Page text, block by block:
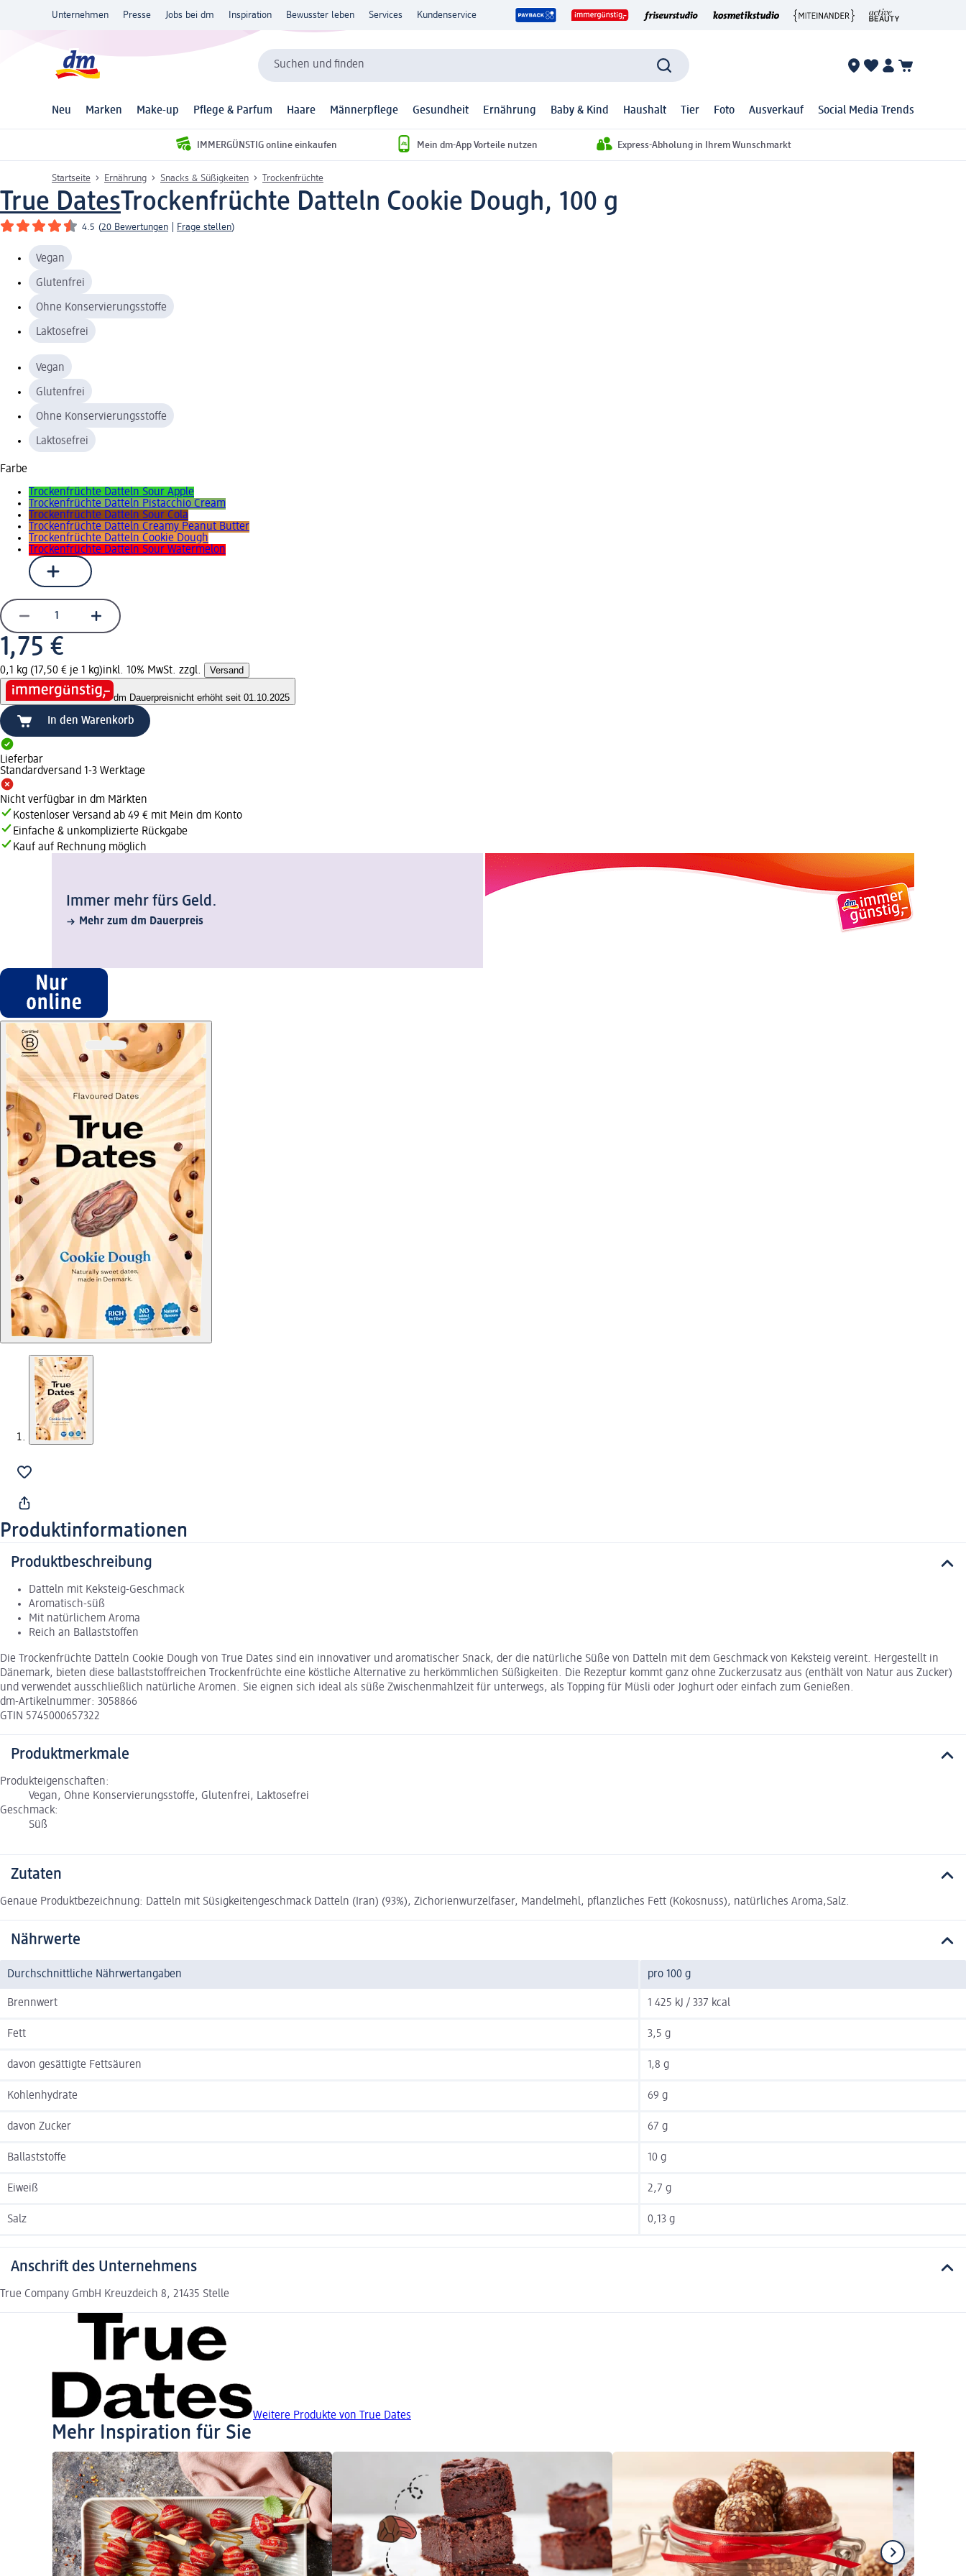
Unternehmen Presse Jobs bei dm Inspiration Bewusster leben Services Kundenservice
Suchen und finden
Neu Marken Make-up Pflege & Parfum Haare Männerpflege Gesundheit Ernährung Baby & Kind Haushalt Tier Foto Ausverkauf Social Media Trends
IMMERGÜNSTIG online einkaufen Mein dm-App Vorteile nutzen Express-Abholung in Ihrem Wunschmarkt
Startseite Ernährung Snacks & Süßigkeiten Trockenfrüchte
True DatesTrockenfrüchte Datteln Cookie Dough, 100 g
4.5 (20 Bewertungen Frage stellen)
Vegan
Glutenfrei
Ohne Konservierungsstoffe
Laktosefrei
Vegan
Glutenfrei
Ohne Konservierungsstoffe
Laktosefrei
Farbe
Trockenfrüchte Datteln Sour Apple
Trockenfrüchte Datteln Pistacchio Cream
Trockenfrüchte Datteln Sour Cola
Trockenfrüchte Datteln Creamy Peanut Butter
Trockenfrüchte Datteln Cookie Dough
Trockenfrüchte Datteln Sour Watermelon
1,75 €
0,1 kg (17,50 € je 1 kg)inkl. 10% MwSt. zzgl. Versand
dm Dauerpreisnicht erhöht seit 01.10.2025
In den Warenkorb
Lieferbar
Standardversand 1-3 Werktage
Nicht verfügbar in dm Märkten
Kostenloser Versand ab 49 € mit Mein dm Konto
Einfache & unkomplizierte Rückgabe
Kauf auf Rechnung möglich
Immer mehr fürs Geld.
Mehr zum dm Dauerpreis
Produktinformationen
Produktbeschreibung
Datteln mit Keksteig-Geschmack
Aromatisch-süß
Mit natürlichem Aroma
Reich an Ballaststoffen
Die Trockenfrüchte Datteln Cookie Dough von True Dates sind ein innovativer und aromatischer Snack, der die natürliche Süße von Datteln mit dem Geschmack von Keksteig vereint. Hergestellt in
Dänemark, bieten diese ballaststoffreichen Trockenfrüchte eine köstliche Alternative zu herkömmlichen Süßigkeiten. Die Rezeptur kommt ganz ohne Zuckerzusatz aus (enthält von Natur aus Zucker)
und verwendet ausschließlich natürliche Aromen. Sie eignen sich ideal als süße Zwischenmahlzeit für unterwegs, als Topping für Müsli oder Joghurt oder einfach zum Genießen.
dm-Artikelnummer: 3058866
GTIN 5745000657322
Produktmerkmale
Produkteigenschaften:
Vegan, Ohne Konservierungsstoffe, Glutenfrei, Laktosefrei
Geschmack:
Süß
Zutaten
Genaue Produktbezeichnung: Datteln mit Süsigkeitengeschmack Datteln (Iran) (93%), Zichorienwurzelfaser, Mandelmehl, pflanzliches Fett (Kokosnuss), natürliches Aroma,Salz.
Nährwerte
Durchschnittliche Nährwertangaben pro 100 g
Brennwert 1 425 kJ / 337 kcal
Fett 3,5 g
davon gesättigte Fettsäuren 1,8 g
Kohlenhydrate 69 g
davon Zucker 67 g
Ballaststoffe 10 g
Eiweiß 2,7 g
Salz 0,13 g
Anschrift des Unternehmens
True Company GmbH Kreuzdeich 8, 21435 Stelle
Weitere Produkte von True Dates
Mehr Inspiration für Sie